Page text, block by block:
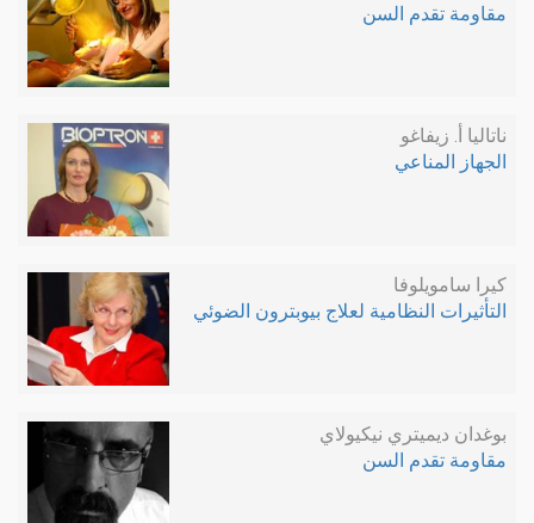
مقاومة تقدم السن
ناتاليا أ. زيفاغو
الجهاز المناعي
كيرا سامويلوفا
التأثيرات النظامية لعلاج بيوبترون الضوئي
بوغدان ديميتري نيكيولاي
مقاومة تقدم السن